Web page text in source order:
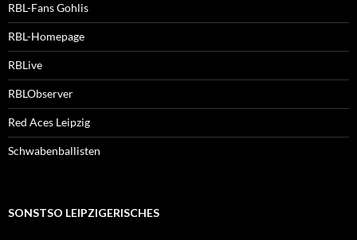
RBL-Fans Gohlis
RBL-Homepage
RBLive
RBLObserver
Red Aces Leipzig
Schwabenballisten
SONSTSO LEIPZIGERISCHES